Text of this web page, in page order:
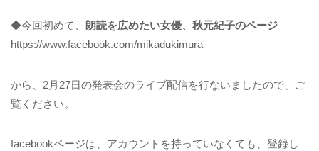
◆今回初めて、 朗読を広めたい女優、秋元紀子のページ
https://www.facebook.com/mikadukimura
から、2月27日の発表会のライブ配信を行ないましたので、ご
覧ください。
facebookページは、アカウントを持っていなくても、登録し